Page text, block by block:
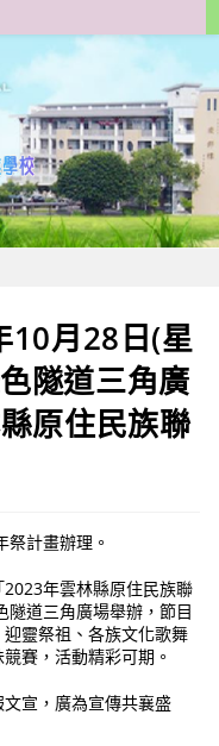
10月28日(星
隧道三角廣
原住民族聯
計畫辦理。
年雲林縣原住民族聯
道三角廣場舉辦，節目
靈祭祖、各族文化歌舞
賽，活動精彩可期。
宣，廣為宣傳共襄盛